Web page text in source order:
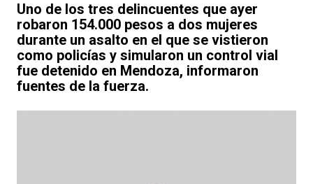
Uno de los tres delincuentes que ayer
robaron 154.000 pesos a dos mujeres
durante un asalto en el que se vistieron
como policías y simularon un control vial
fue detenido en Mendoza, informaron
fuentes de la fuerza.